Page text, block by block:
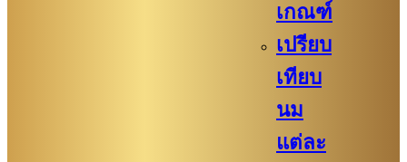
เกณฑ์
เปรียบ
เทียบ
นม
แต่ละ